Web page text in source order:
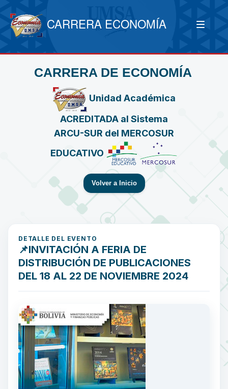
CARRERA ECONOMÍA
CARRERA DE ECONOMÍA
Unidad Académica
ACREDITADA al Sistema
ARCU-SUR del MERCOSUR
EDUCATIVO
Volver a Inicio
DETALLE DEL EVENTO
📌INVITACIÓN A FERIA DE
DISTRIBUCIÓN DE PUBLICACIONES
DEL 18 AL 22 DE NOVIEMBRE 2024